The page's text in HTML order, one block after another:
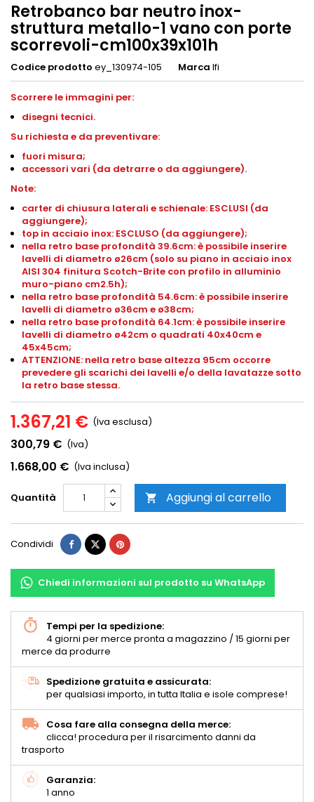
Retrobanco bar neutro inox-
struttura metallo-1 vano con porte
scorrevoli-cm100x39x101h
Codice prodotto ey_130974-105 Marca Ifi
Scorrere le immagini per:
disegni tecnici.
Su richiesta e da preventivare:
fuori misura;
accessori vari (da detrarre o da aggiungere).
Note:
carter di chiusura laterali e schienale: ESCLUSI (da
aggiungere);
top in acciaio inox: ESCLUSO (da aggiungere);
nella retro base profondità 39.6cm: è possibile inserire
lavelli di diametro ø26cm (solo su piano in acciaio inox
AISI 304 finitura Scotch-Brite con profilo in alluminio
muro-piano cm2.5h);
nella retro base profondità 54.6cm: è possibile inserire
lavelli di diametro ø36cm e ø38cm;
nella retro base profondità 64.1cm: è possibile inserire
lavelli di diametro ø42cm o quadrati 40x40cm e
45x45cm;
ATTENZIONE: nella retro base altezza 95cm occorre
prevedere gli scarichi dei lavelli e/o della lavatazze sotto
la retro base stessa.
1.367,21 € (Iva esclusa)
300,79 € (Iva)
1.668,00 € (Iva inclusa)
Quantità  Aggiungi al carrello
Condividi
Chiedi informazioni sul prodotto su WhatsApp
Tempi per la spedizione:
4 giorni per merce pronta a magazzino / 15 giorni per
merce da produrre
Spedizione gratuita e assicurata:
per qualsiasi importo, in tutta Italia e isole comprese!
Cosa fare alla consegna della merce:
clicca! procedura per il risarcimento danni da
trasporto
Garanzia:
1 anno